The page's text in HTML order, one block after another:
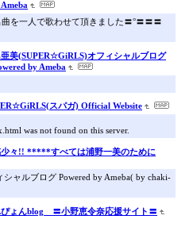
を一人で歌わせて頂きました〓°〓〓〓
美(SUPER☆GiRLS)オフィシャルブログ
by Ameba
スパガ) Official Website
was not found on this server.
少々!! *****すべては浦野一美のために
シャルブログ Powered by Ameba( by chaki-
ぴょんblog 〓小野恵令奈応援サイト〓